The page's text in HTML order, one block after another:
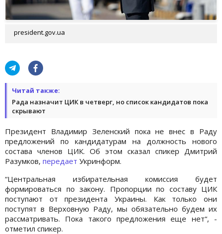
president.gov.ua
Читай также:
Рада назначит ЦИК в четверг, но список кандидатов пока
скрывают
Президент Владимир Зеленский пока не внес в Раду
предложений по кандидатурам на должность нового
состава членов ЦИК. Об этом сказал спикер Дмитрий
Разумков, передает Укринформ.
“Центральная избирательная комиссия будет
формироваться по закону. Пропорции по составу ЦИК
поступают от президента Украины. Как только они
поступят в Верховную Раду, мы обязательно будем их
рассматривать. Пока такого предложения еще нет“, -
отметил спикер.